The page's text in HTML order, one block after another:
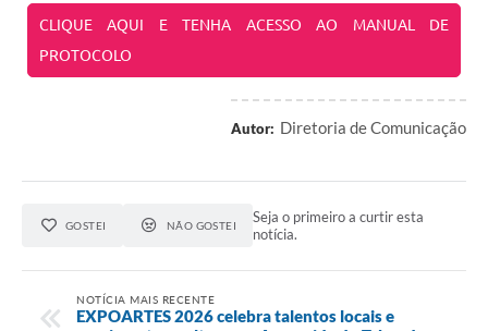
CLIQUE AQUI E TENHA ACESSO AO MANUAL DE
PROTOCOLO
Autor: Diretoria de Comunicação
GOSTEI NÃO GOSTEI
Seja o primeiro a curtir esta
notícia.
NOTÍCIA MAIS RECENTE
EXPOARTES 2026 celebra talentos locais e